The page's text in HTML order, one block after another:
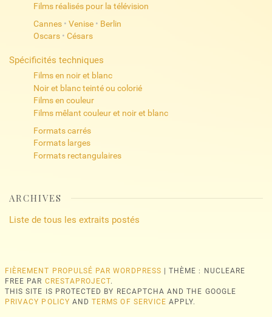
Films réalisés pour la télévision
Cannes • Venise • Berlin
Oscars • Césars
Spécificités techniques
Films en noir et blanc
Noir et blanc teinté ou colorié
Films en couleur
Films mêlant couleur et noir et blanc
Formats carrés
Formats larges
Formats rectangulaires
ARCHIVES
Liste de tous les extraits postés
FIÈREMENT PROPULSÉ PAR WORDPRESS |THÈME : NUCLEARE
FREE PAR CRESTAPROJECT.
THIS SITE IS PROTECTED BY RECAPTCHA AND THE GOOGLE
PRIVACY POLICY ANDTERMS OF SERVICE APPLY.